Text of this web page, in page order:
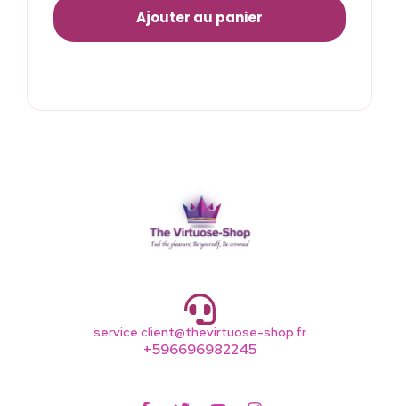
Ajouter au panier
service.client@thevirtuose-shop.fr
+596696982245